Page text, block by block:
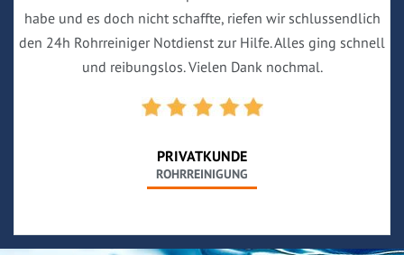
habe und es doch nicht schaffte, riefen wir schlussendlich
den 24h Rohrreiniger Notdienst zur Hilfe. Alles ging schnell
und reibungslos. Vielen Dank nochmal.
PRIVATKUNDE
ROHRREINIGUNG